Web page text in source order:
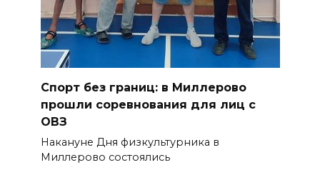
Спорт без границ: в Миллерово
прошли соревнования для лиц с
ОВЗ
Накануне Дня физкультурника в
Миллерово состоялись